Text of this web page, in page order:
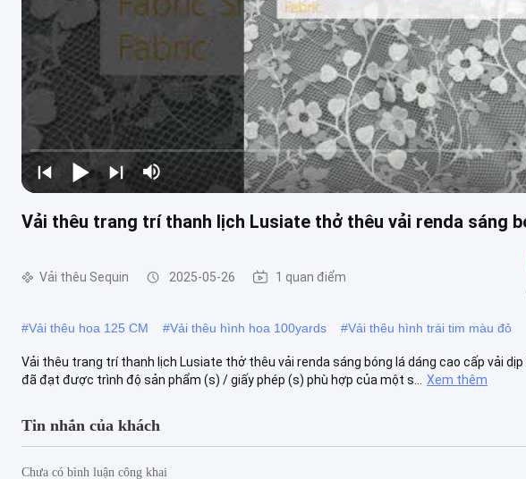
Vải thêu trang trí thanh lịch Lusiate thở thêu vải renda sáng
Vải thêu Sequin 2025-05-26 1 quan điểm
#Vải thêu hoa 125 CM #Vải thêu hình hoa 100yards #Vải thêu hình trái tim màu đỏ
Vải thêu trang trí thanh lịch Lusiate thở thêu vải renda sáng bóng lá dáng cao cấp vải
đã đạt được trình độ sản phẩm (s) / giấy phép (s) phù hợp của một s...
Xem thêm
Tin nhắn của khách
Chưa có bình luận công khai